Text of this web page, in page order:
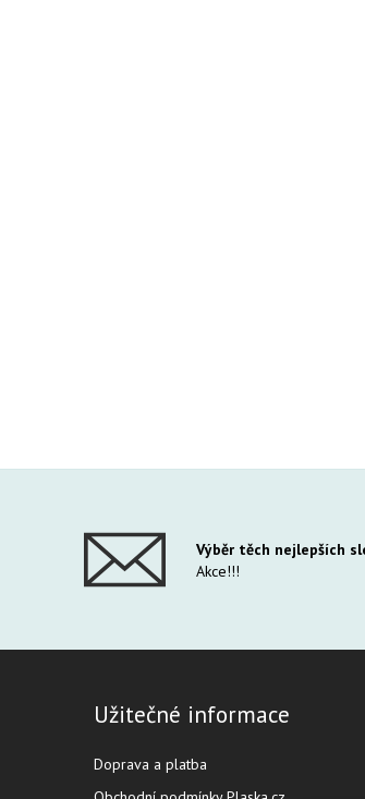
Výběr těch nejlepších
Akce!!!
Užitečné informace
Doprava a platba